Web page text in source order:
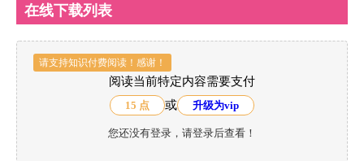
在线下载列表
请支持知识付费阅读！感谢！
阅读当前特定内容需要支付
15 点 或 升级为vip
您还没有登录，请登录后查看！